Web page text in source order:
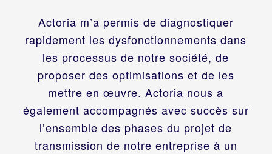
Actoria m’a permis de diagnostiquer
rapidement les dysfonctionnements dans
les processus de notre société, de
proposer des optimisations et de les
mettre en œuvre. Actoria nous a
également accompagnés avec succès sur
l’ensemble des phases du projet de
transmission de notre entreprise à un